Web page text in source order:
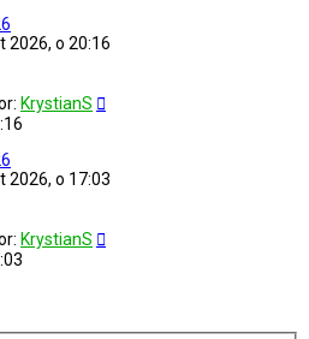
2026, o 20:16
KrystianS
2026, o 17:03
KrystianS